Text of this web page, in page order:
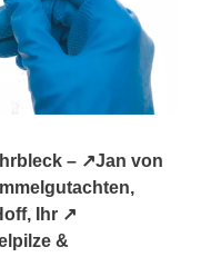
– ↗️Jan von
Ihr ↗️
&